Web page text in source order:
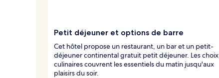
Petit déjeuner et options de barre
Cet hôtel propose un restaurant, un bar et un petit-
déjeuner continental gratuit petit déjeuner. Les choix
culinaires couvrent les essentiels du matin jusqu'aux
plaisirs du soir.